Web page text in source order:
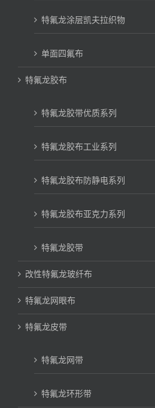
特氟龙涂层凯夫拉织物
单面四氟布
特氟龙胶布
特氟龙胶带优质系列
特氟龙胶布工业系列
特氟龙胶布防静电系列
特氟龙胶布亚克力系列
特氟龙胶带
改性特氟龙玻纤布
特氟龙网眼布
特氟龙皮带
特氟龙网带
特氟龙环形带